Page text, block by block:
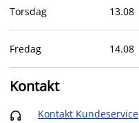
Torsdag 13.08
Fredag 14.08
Kontakt
 Kontakt Kundeservice